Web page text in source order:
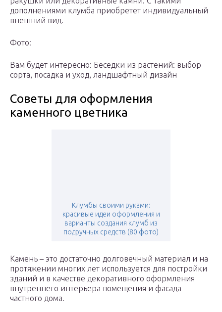
дополнениями клумба приобретет индивидуальный
внешний вид.
Фото:
Вам будет интересно: Беседки из растений: выбор
сорта, посадка и уход, ландшафтный дизайн
Советы для оформления
каменного цветника
Клумбы своими руками:
красивые идеи оформления и
варианты создания клумб из
подручных средств (80 фото)
Камень – это достаточно долговечный материал и на
протяжении многих лет используется для постройки
зданий и в качестве декоративного оформления
внутреннего интерьера помещения и фасада
частного дома.